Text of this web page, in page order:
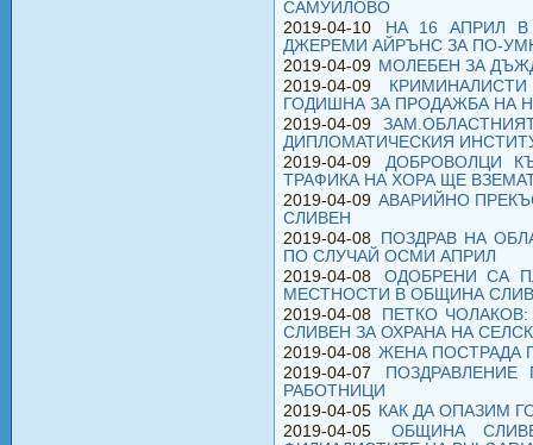
САМУИЛОВО
2019-04-10
НА 16 АПРИЛ
ДЖЕРЕМИ АЙРЪНС ЗА ПО-
2019-04-09 МОЛЕБЕН ЗА
2019-04-09
ГОДИШНА ЗА ПРОДАЖБА НА
2019-04-09
ДИПЛОМАТИЧЕСКИЯ
2019-04-09
ДОБРОВОЛЦИ
ТРАФИКА НА ХОРА ЩЕ
2019-04-09 АВАРИЙНО
СЛИВЕН
2019-04-08
ПОЗДРАВ НА
ПО СЛУЧАЙ ОСМИ АПРИЛ
2019-04-08
ОДОБРЕНИ СА
МЕСТНОСТИ В ОБЩИНА
2019-04-08
ПЕТКО
СЛИВЕН ЗА ОХРАНА НА
2019-04-08 ЖЕНА ПОСТРАДА
2019-04-07
РАБОТНИЦИ
2019-04-05 КАК ДА ОПАЗИМ
2019-04-05
ОБЩИНА